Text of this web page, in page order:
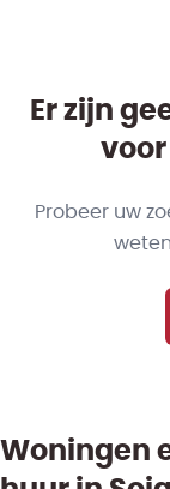
Soignies (7060)
Entrepôt
Er zijn
Probeer uw
Woningen